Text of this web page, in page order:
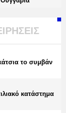
το συμβάν
κατάστημα